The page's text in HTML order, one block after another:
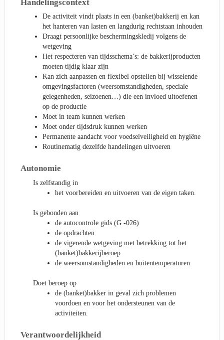
Handelingscontext
De activiteit vindt plaats in een (banket)bakkerij en kan
het hanteren van lasten en langdurig rechtstaan inhouden
Draagt persoonlijke beschermingskledij volgens de
wetgeving
Het respecteren van tijdsschema’s: de bakkerijproducten
moeten tijdig klaar zijn
Kan zich aanpassen en flexibel opstellen bij wisselende
omgevingsfactoren (weersomstandigheden, speciale
gelegenheden, seizoenen…) die een invloed uitoefenen
op de productie
Moet in team kunnen werken
Moet onder tijdsdruk kunnen werken
Permanente aandacht voor voedselveiligheid en hygiëne
Routinematig dezelfde handelingen uitvoeren
Autonomie
Is zelfstandig in
het voorbereiden en uitvoeren van de eigen taken.
Is gebonden aan
de autocontrole gids (G -026)
de opdrachten
de vigerende wetgeving met betrekking tot het
(banket)bakkerijberoep
de weersomstandigheden en buitentemperaturen
Doet beroep op
de (banket)bakker in geval zich problemen
voordoen en voor het ondersteunen van de
activiteiten.
Verantwoordelijkheid